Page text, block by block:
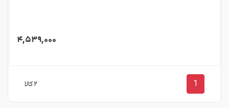
۴,۵۳۹,۰۰۰
1 ۲ کالا